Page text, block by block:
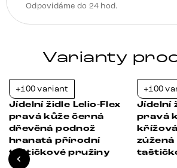
Odpovídáme do 24 hod.
Varianty
+100 variant
Jídelní židle Lelio-Flex
pravá kůže černá
dřevěná podnož
hranatá přírodní
taštičkové pružiny
+100
Jídelní
pravá